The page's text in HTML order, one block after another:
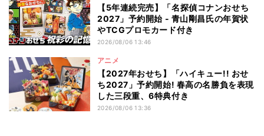
【5年連続完売】「名探偵コナンおせち
2027」予約開始 - 青山剛昌氏の年賀状
やTCGプロモカード付き
2026/08/06 13:46
アニメ
【2027年おせち】「ハイキュー!! おせ
ち2027」予約開始! 春高の名勝負を表現
した三段重、6特典付き
2026/08/06 13:36